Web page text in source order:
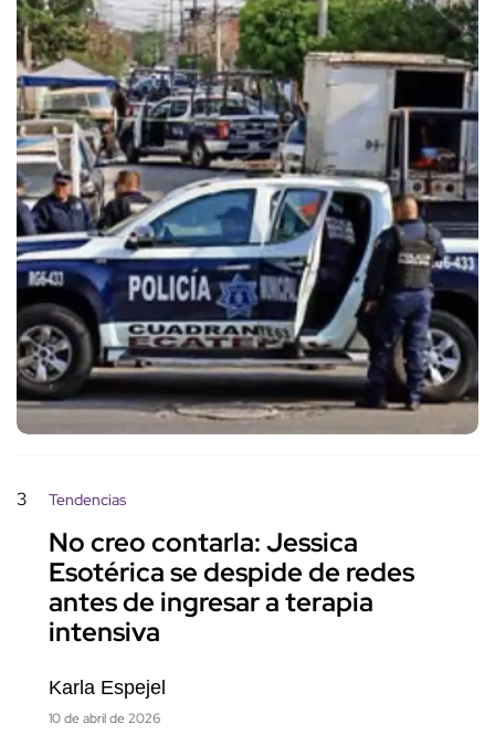
3 Tendencias
No creo contarla: Jessica
Esotérica se despide de redes
antes de ingresar a terapia
intensiva
Karla Espejel
10 de abril de 2026